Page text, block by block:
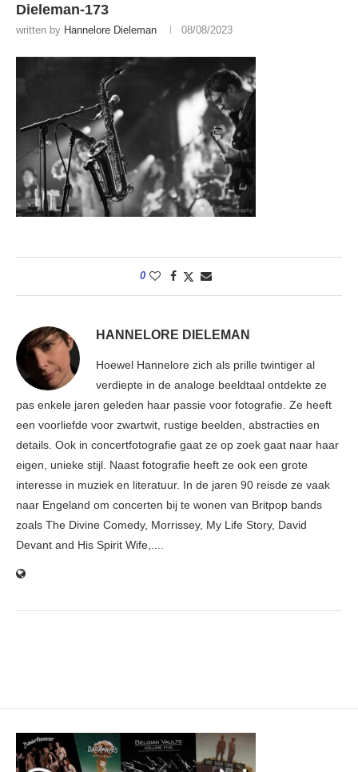
Dieleman-173
written by Hannelore Dieleman 08/08/2023
0
HANNELORE DIELEMAN
Hoewel Hannelore zich als prille twintiger al
verdiepte in de analoge beeldtaal ontdekte ze
pas enkele jaren geleden haar passie voor fotografie. Ze heeft
een voorliefde voor zwartwit, rustige beelden, abstracties en
details. Ook in concertfotografie gaat ze op zoek gaat naar haar
eigen, unieke stijl. Naast fotografie heeft ze ook een grote
interesse in muziek en literatuur. In de jaren 90 reisde ze vaak
naar Engeland om concerten bij te wonen van Britpop bands
zoals The Divine Comedy, Morrissey, My Life Story, David
Devant and His Spirit Wife,....